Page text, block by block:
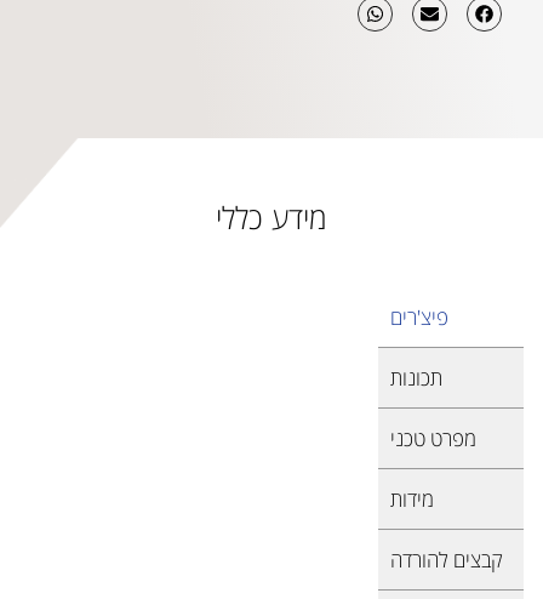
מידע כללי
פיצ'רים
תכונות
מפרט טכני
מידות
קבצים להורדה